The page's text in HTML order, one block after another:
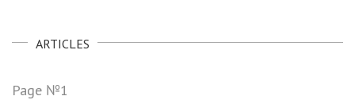
ARTICLES
Page №1